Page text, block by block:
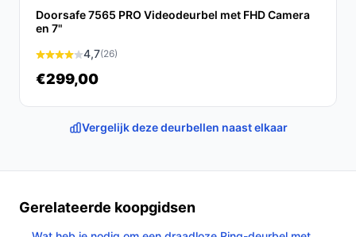
Doorsafe 7565 PRO Videodeurbel met FHD Camera
en 7"
4,7(26)
€299,00
Vergelijk deze deurbellen naast elkaar
Gerelateerde koopgidsen